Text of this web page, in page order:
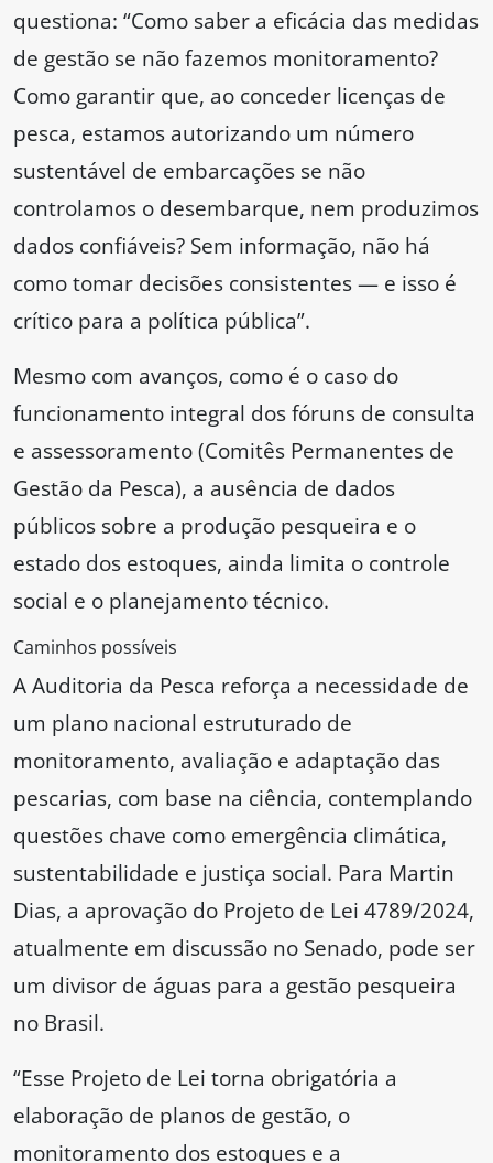
questiona: “Como saber a eficácia das medidas
de gestão se não fazemos monitoramento?
Como garantir que, ao conceder licenças de
pesca, estamos autorizando um número
sustentável de embarcações se não
controlamos o desembarque, nem produzimos
dados confiáveis? Sem informação, não há
como tomar decisões consistentes — e isso é
crítico para a política pública”.
Mesmo com avanços, como é o caso do
funcionamento integral dos fóruns de consulta
e assessoramento (Comitês Permanentes de
Gestão da Pesca), a ausência de dados
públicos sobre a produção pesqueira e o
estado dos estoques, ainda limita o controle
social e o planejamento técnico.
Caminhos possíveis
A Auditoria da Pesca reforça a necessidade de
um plano nacional estruturado de
monitoramento, avaliação e adaptação das
pescarias, com base na ciência, contemplando
questões chave como emergência climática,
sustentabilidade e justiça social. Para Martin
Dias, a aprovação do Projeto de Lei 4789/2024,
atualmente em discussão no Senado, pode ser
um divisor de águas para a gestão pesqueira
no Brasil.
“Esse Projeto de Lei torna obrigatória a
elaboração de planos de gestão, o
monitoramento dos estoques e a